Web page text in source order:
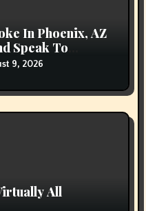
In Phoenix, AZ
Speak To
9, 2026
All